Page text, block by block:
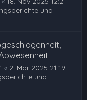
und
« 2. Mär 2025 21:19
und